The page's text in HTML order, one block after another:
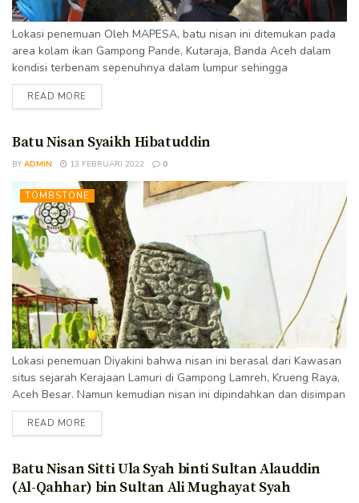
Lokasi penemuan Oleh MAPESA, batu nisan ini ditemukan pada
area kolam ikan Gampong Pande, Kutaraja, Banda Aceh dalam
kondisi terbenam sepenuhnya dalam lumpur sehingga
memerlukan proses pengangkatan yang tidak mudah. Kondisi
Ditemukan dalam kondisi baik sekali. Puncak batu nisan sedikit
terbaca dengan cukup jelas. Tipe Batu Nisan Batu nisan ini
tergolong tipe nisan Samudera Pasai, yaitu...
READ MORE
Batu Nisan Syaikh Hibatuddin
BY ADMIN 13 FEBRUARI 2022 0
TOMBSTONE
Lokasi penemuan Diyakini bahwa nisan ini berasal dari Kawasan
situs sejarah Kerajaan Lamuri di Gampong Lamreh, Krueng Raya,
Aceh Besar. Namun kemudian nisan ini dipindahkan dan disimpan
di Museum Aceh. Tipologi, model dekorasi dan kaligrafi,
semuanya menunjukkan dengan jelas bahwa nisan ini berasal
batu nisan berasosiasi dengan batu nisan Malik Zainal Abidin
yang ditemukan di sisi...
READ MORE
Batu Nisan Sitti Ula Syah binti Sultan Alauddin
(Al-Qahhar) bin Sultan Ali Mughayat Syah